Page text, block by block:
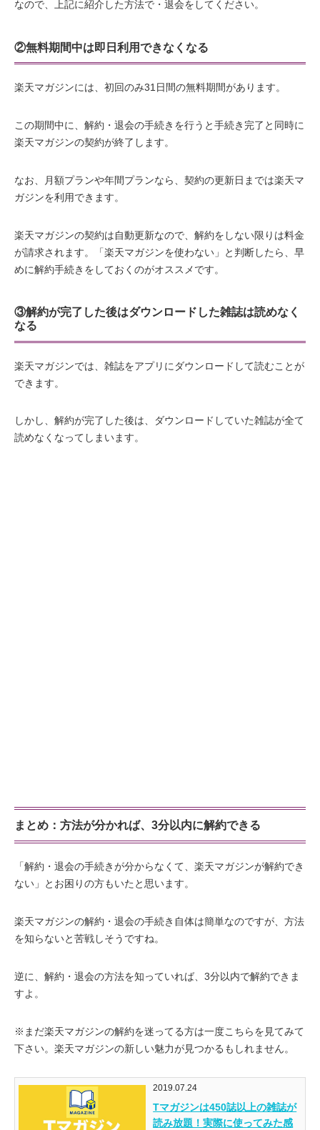
なので、上記に紹介した方法で・退会をしてください。
②無料期間中は即日利用できなくなる
楽天マガジンには、初回のみ31日間の無料期間があります。
この期間中に、解約・退会の手続きを行うと手続き完了と同時に
楽天マガジンの契約が終了します。
なお、月額プランや年間プランなら、契約の更新日までは楽天マ
ガジンを利用できます。
楽天マガジンの契約は自動更新なので、解約をしない限りは料金
が請求されます。「楽天マガジンを使わない」と判断したら、早
めに解約手続きをしておくのがオススメです。
③解約が完了した後はダウンロードした雑誌は読めなく
なる
楽天マガジンでは、雑誌をアプリにダウンロードして読むことが
できます。
しかし、解約が完了した後は、ダウンロードしていた雑誌が全て
読めなくなってしまいます。
まとめ：方法が分かれば、3分以内に解約できる
「解約・退会の手続きが分からなくて、楽天マガジンが解約でき
ない」とお困りの方もいたと思います。
楽天マガジンの解約・退会の手続き自体は簡単なのですが、方法
を知らないと苦戦しそうですね。
逆に、解約・退会の方法を知っていれば、3分以内で解約できま
すよ。
※まだ楽天マガジンの解約を迷ってる方は一度こちらを見てみて
下さい。楽天マガジンの新しい魅力が見つかるもしれません。
2019.07.24
Tマガジンは450誌以上の雑誌が
読み放題！実際に使ってみた感